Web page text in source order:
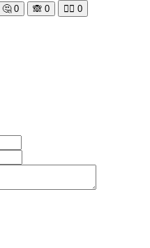
🤔 0 🙈 0 🧘‍♀️ 0